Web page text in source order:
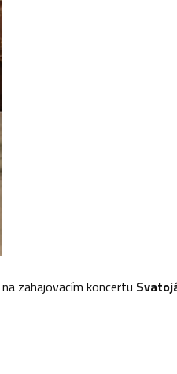
na zahajovacím koncertu